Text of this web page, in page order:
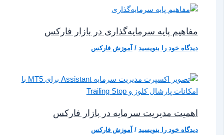
مفاهیم پایه سرمایه‌گذاری در بازار فارکس
دیدگاه‌ خود را بنویسید /آموزش فارکس
اهمیت مدیریت سرمایه در بازار فارکس
دیدگاه‌ خود را بنویسید /آموزش فارکس